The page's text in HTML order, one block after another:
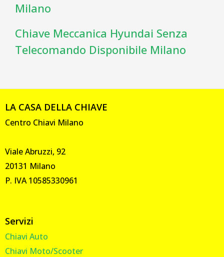
Milano
Chiave Meccanica Hyundai Senza
Telecomando Disponibile Milano
LA CASA DELLA CHIAVE
Centro Chiavi Milano
Viale Abruzzi, 92
20131 Milano
P. IVA 10585330961
Servizi
Chiavi Auto
Chiavi Moto/Scooter